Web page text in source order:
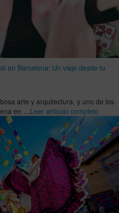
en Barcelona: Un viaje desde tu
arte y arquitectura, y uno de los
en …Leer artículo completo